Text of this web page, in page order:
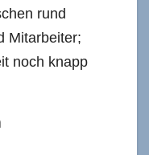
rund
Mitarbeiter;
noch knapp